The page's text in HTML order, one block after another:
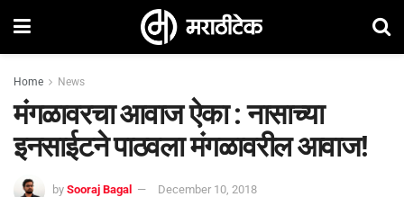
Home News
मंगळावरचा आवाज ऐका : नासाच्या
इनसाईटने पाठवला मंगळावरील आवाज!
by Sooraj Bagal December 10, 2018